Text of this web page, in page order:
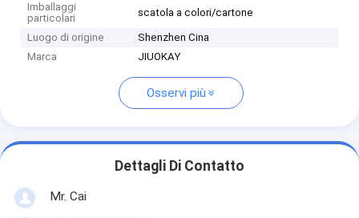
Imballaggi
particolari
scatola a colori/cartone
Luogo di origine
Shenzhen Cina
Marca
JIUOKAY
Osservi più
Dettagli Di Contatto
Mr. Cai